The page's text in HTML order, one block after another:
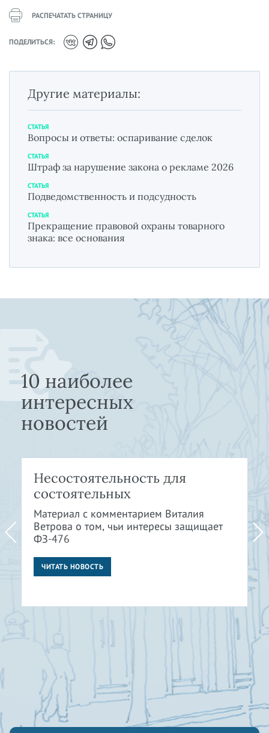
РАСПЕЧАТАТЬ СТРАНИЦУ
ПОДЕЛИТЬСЯ:
Другие материалы:
СТАТЬЯ
Вопросы и ответы: оспаривание сделок
СТАТЬЯ
Штраф за нарушение закона о рекламе 2026
СТАТЬЯ
Подведомственность и подсудность
СТАТЬЯ
Прекращение правовой охраны товарного
знака: все основания
10 наиболее
интересных
новостей
Несостоятельность для
состоятельных
Материал с комментарием Виталия
Ветрова о том, чьи интересы защищает
ФЗ-476
ЧИТАТЬ НОВОСТЬ